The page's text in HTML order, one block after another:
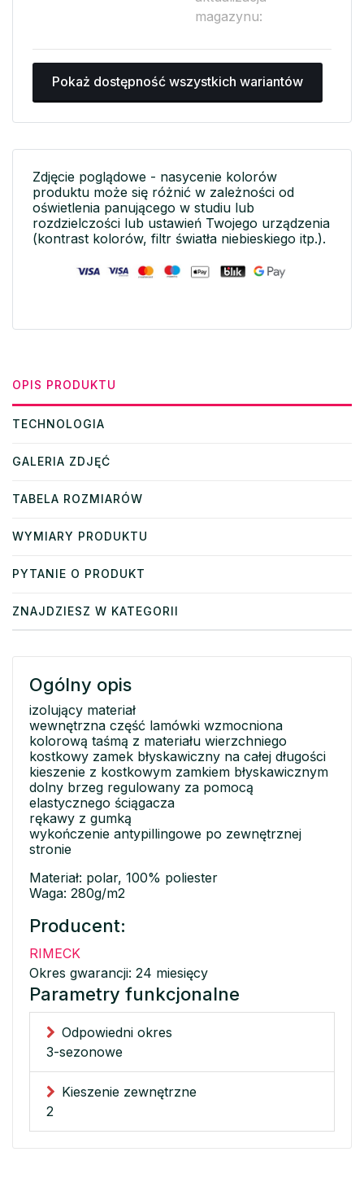
magazynu:
Pokaż dostępność wszystkich wariantów
Zdjęcie poglądowe - nasycenie kolorów
produktu może się różnić w zależności od
oświetlenia panującego w studiu lub
rozdzielczości lub ustawień Twojego urządzenia
(kontrast kolorów, filtr światła niebieskiego itp.).
OPIS PRODUKTU
TECHNOLOGIA
GALERIA ZDJĘĆ
TABELA ROZMIARÓW
WYMIARY PRODUKTU
PYTANIE O PRODUKT
ZNAJDZIESZ W KATEGORII
Ogólny opis
izolujący materiał
wewnętrzna część lamówki wzmocniona
kolorową taśmą z materiału wierzchniego
kostkowy zamek błyskawiczny na całej długości
kieszenie z kostkowym zamkiem błyskawicznym
dolny brzeg regulowany za pomocą
elastycznego ściągacza
rękawy z gumką
wykończenie antypillingowe po zewnętrznej
stronie
Materiał: polar, 100% poliester
Waga: 280g/m2
Producent:
RIMECK
Okres gwarancji: 24 miesięcy
Parametry funkcjonalne
Odpowiedni okres
3-sezonowe
Kieszenie zewnętrzne
2